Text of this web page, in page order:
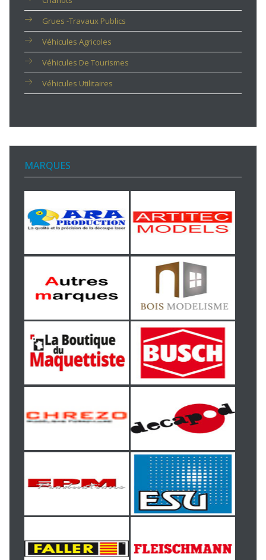
Grues -travaux Publics
Véhicules Agricoles
Véhicules De Tourismes
Véhicules Utilitaires
MARQUES